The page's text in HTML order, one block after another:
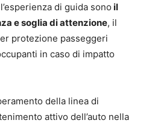
di guida sono il
e soglia di attenzione, il
protezione passeggeri
in caso di impatto
della linea di
attivo dell’auto nella